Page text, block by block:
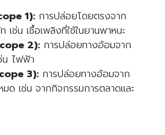
1): การปล่อยโดยตรงจาก
ช่น เชื้อเพลิงที่ใช้ในยานพาหนะ
2): การปล่อยทางอ้อมจาก
น ไฟฟ้า
3): การปล่อยทางอ้อมจาก
ด เช่น จากกิจกรรมการตลาดและ